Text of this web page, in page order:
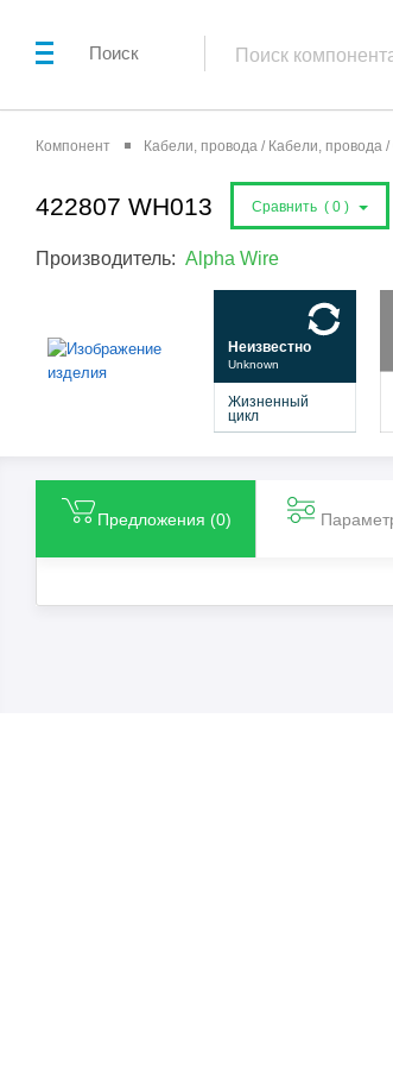
Поиск
Компонент Кабели, провода / Кабели,
422807 WH013 Сравнить ( 0 )
Производитель: Alpha Wire
Предложения (0)